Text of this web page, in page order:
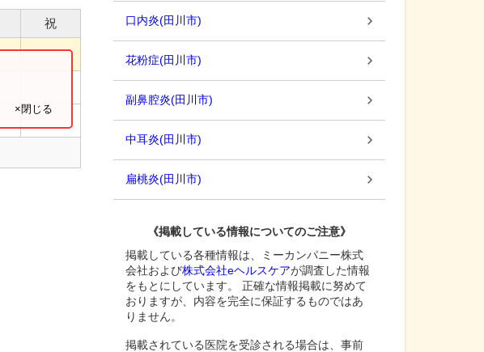
祝
×閉じる
口内炎(田川市)
花粉症(田川市)
副鼻腔炎(田川市)
中耳炎(田川市)
扁桃炎(田川市)
《掲載している情報についてのご注意》
掲載している各種情報は、ミーカンパニー株式
会社および株式会社eヘルスケアが調査した情報
をもとにしています。 正確な情報掲載に努めて
おりますが、内容を完全に保証するものではあ
りません。
掲載されている医院を受診される場合は、事前